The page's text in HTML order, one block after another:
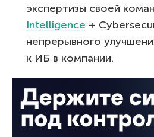
экспертизы своей
Intelligence +
непрерывного
к ИБ в компании.